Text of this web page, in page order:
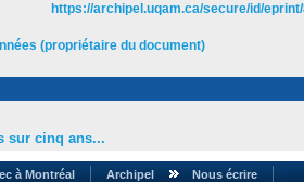
https://archipel.uqam.ca/secure/id/
(propriétaire du document)
sur cinq ans...
à Montréal Archipel Nous écrire